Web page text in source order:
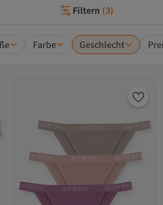
Filtern (3)
Farbe Geschlecht